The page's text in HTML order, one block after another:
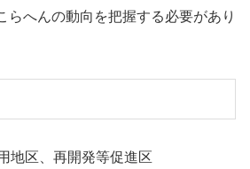
らへんの動向を把握する必要があり
区、再開発等促進区